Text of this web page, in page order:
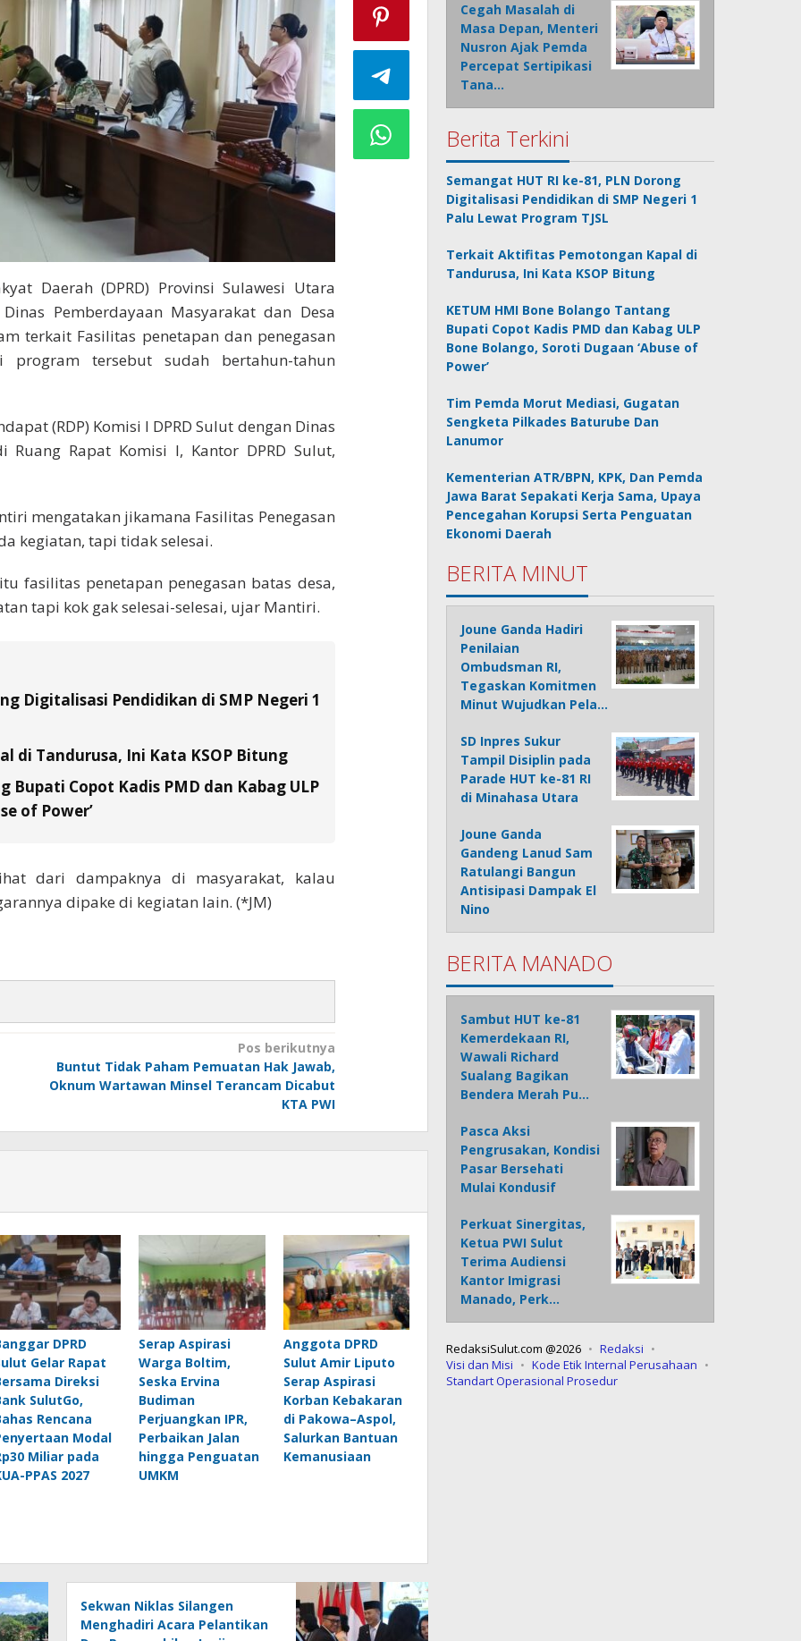
Daerah (DPRD) Provinsi Sulawesi Utara
Pemberdayaan Masyarakat dan Desa
terkait Fasilitas penetapan dan penegasan
program tersebut sudah bertahun-tahun
(RDP) Komisi I DPRD Sulut dengan Dinas
Ruang Rapat Komisi I, Kantor DPRD Sulut,
mengatakan jikamana Fasilitas Penegasan
kegiatan, tapi tidak selesai.
fasilitas penetapan penegasan batas desa,
tapi kok gak selesai-selesai, ujar Mantiri.
Digitalisasi Pendidikan di SMP Negeri 1
di Tandurusa, Ini Kata KSOP Bitung
Bupati Copot Kadis PMD dan Kabag ULP
of Power’
dari dampaknya di masyarakat, kalau
dipake di kegiatan lain. (*JM)
Pos berikutnya
Buntut Tidak Paham Pemuatan Hak Jawab,
Oknum Wartawan Minsel Terancam Dicabut
KTA PWI
DPRD
Gelar Rapat
Direksi
SulutGo,
Rencana
Modal
Miliar pada
PPAS 2027
Serap Aspirasi
Warga Boltim,
Seska Ervina
Budiman
Perjuangkan IPR,
Perbaikan Jalan
hingga Penguatan
UMKM
Anggota DPRD
Sulut Amir Liputo
Serap Aspirasi
Korban Kebakaran
di Pakowa–Aspol,
Salurkan Bantuan
Kemanusiaan
Sekwan Niklas Silangen
Menghadiri Acara Pelantikan
Cegah Masalah di
Masa Depan, Menteri
Nusron Ajak Pemda
Percepat Sertipikasi
Tana…
Berita Terkini
Semangat HUT RI ke-81, PLN Dorong
Digitalisasi Pendidikan di SMP Negeri 1
Palu Lewat Program TJSL
Terkait Aktifitas Pemotongan Kapal di
Tandurusa, Ini Kata KSOP Bitung
KETUM HMI Bone Bolango Tantang
Bupati Copot Kadis PMD dan Kabag ULP
Bone Bolango, Soroti Dugaan ‘Abuse of
Power’
Tim Pemda Morut Mediasi, Gugatan
Sengketa Pilkades Baturube Dan
Lanumor
Kementerian ATR/BPN, KPK, Dan Pemda
Jawa Barat Sepakati Kerja Sama, Upaya
Pencegahan Korupsi Serta Penguatan
Ekonomi Daerah
BERITA MINUT
Joune Ganda Hadiri
Penilaian
Ombudsman RI,
Tegaskan Komitmen
Minut Wujudkan Pela…
SD Inpres Sukur
Tampil Disiplin pada
Parade HUT ke-81 RI
di Minahasa Utara
Joune Ganda
Gandeng Lanud Sam
Ratulangi Bangun
Antisipasi Dampak El
Nino
BERITA MANADO
Sambut HUT ke-81
Kemerdekaan RI,
Wawali Richard
Sualang Bagikan
Bendera Merah Pu…
Pasca Aksi
Pengrusakan, Kondisi
Pasar Bersehati
Mulai Kondusif
Perkuat Sinergitas,
Ketua PWI Sulut
Terima Audiensi
Kantor Imigrasi
Manado, Perk…
RedaksiSulut.com @2026
Redaksi
Visi dan Misi
Kode Etik Internal Perusahaan
Standart Operasional Prosedur